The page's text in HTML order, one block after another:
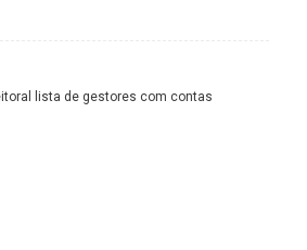
lista de gestores com contas